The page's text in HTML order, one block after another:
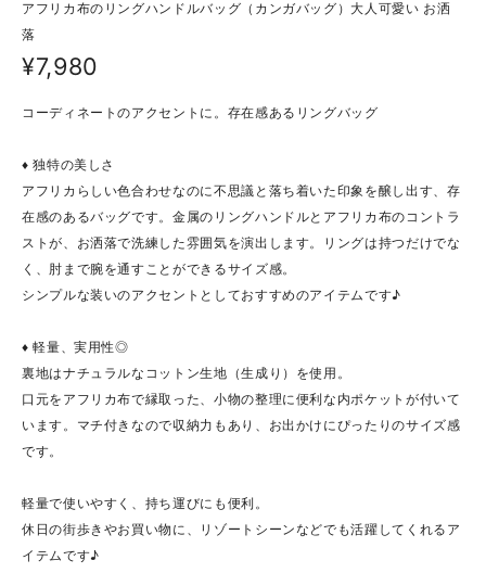
アフリカ布のリングハンドルバッグ（カンガバッグ）大人可愛い お洒
落
¥7,980
コーディネートのアクセントに。存在感あるリングバッグ
♦ 独特の美しさ
アフリカらしい色合わせなのに不思議と落ち着いた印象を醸し出す、存
在感のあるバッグです。金属のリングハンドルとアフリカ布のコントラ
ストが、お洒落で洗練した雰囲気を演出します。リングは持つだけでな
く、肘まで腕を通すことができるサイズ感。
シンプルな装いのアクセントとしておすすめのアイテムです♪
♦ 軽量、実用性◎
裏地はナチュラルなコットン生地（生成り）を使用。
口元をアフリカ布で縁取った、小物の整理に便利な内ポケットが付いて
います。マチ付きなので収納力もあり、お出かけにぴったりのサイズ感
です。
軽量で使いやすく、持ち運びにも便利。
休日の街歩きやお買い物に、リゾートシーンなどでも活躍してくれるア
イテムです♪